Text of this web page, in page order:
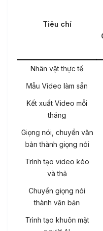
Tiêu chí
Nhân vật thực tế
Mẫu Video làm sẵn
Kết xuất Video mỗi
tháng
Giọng nói, chuyển văn
bản thành giọng nói
Trình tạo video kéo
và thả
Chuyển giọng nói
thành văn bản
Trình tạo khuôn mặt